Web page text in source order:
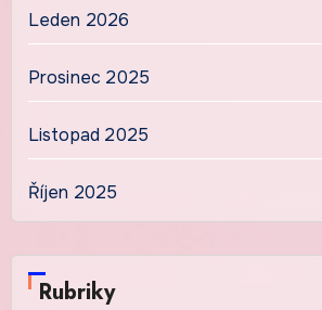
Leden 2026
Prosinec 2025
Listopad 2025
Říjen 2025
Rubriky